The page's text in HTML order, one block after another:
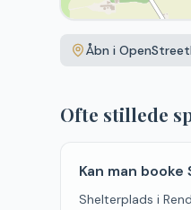
Åbn i
Ofte stillede
Kan man
Shelterplads i